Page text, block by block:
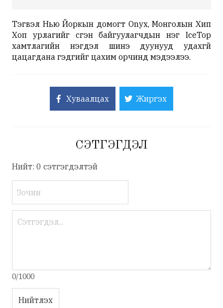
Тэгвэл Нью Йоркын домогт Onyx, Монголын Хип
Хоп урлагийг үүсгэн байгуулагчдын нэг IceTop
хамтлагийн нэгдэл шинэ дуунууд удахгүй
цацагдана гэдгийг цахим орчинд мэдээлээ.
Хуваалцах Жиргэх
СЭТГЭГДЭЛ
Нийт: 0 сэтгэгдэлтэй
0/1000
Нийтлэх